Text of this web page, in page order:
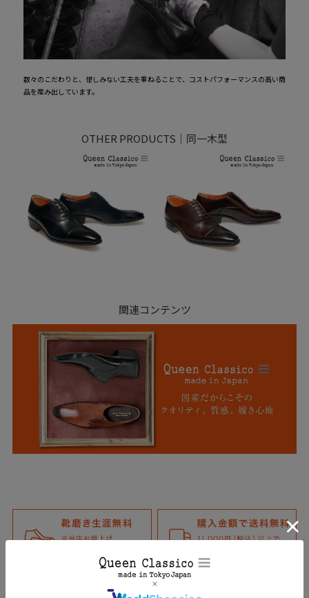
数々のこだわりと、惜しみない工夫を重ねることで、コストパフォーマンスの高い商
品を産み出しています。
OTHER PRODUCTS｜同一木型
関連コンテンツ